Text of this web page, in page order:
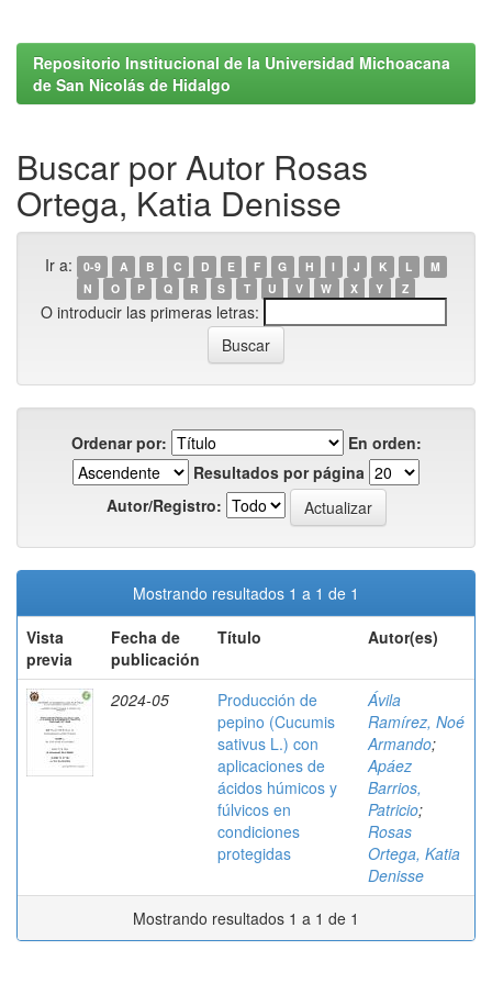
Repositorio Institucional de la Universidad Michoacana
de San Nicolás de Hidalgo
Buscar por Autor Rosas
Ortega, Katia Denisse
Ir a: 0-9 A B C D E F G H I J K L
M
N
O P Q R S T U V W X Y Z
O introducir las primeras letras:
Ordenar por:
En orden:
Resultados por página
Autor/Registro:
Mostrando resultados 1 a 1 de 1
Vista
previa
Fecha de
publicación
Título Autor(es)
2024-05
Producción de
pepino (Cucumis
sativus L.) con
aplicaciones de
ácidos húmicos y
fúlvicos en
condiciones
protegidas
Ávila
Ramírez, Noé
Armando;
Apáez
Barrios,
Patricio;
Rosas
Ortega, Katia
Denisse
Mostrando resultados 1 a 1 de 1